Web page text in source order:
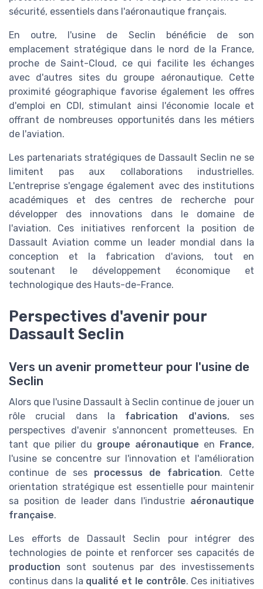
sécurité, essentiels dans l'aéronautique français.
En outre, l'usine de Seclin bénéficie de son
emplacement stratégique dans le nord de la France,
proche de Saint-Cloud, ce qui facilite les échanges
avec d'autres sites du groupe aéronautique. Cette
proximité géographique favorise également les offres
d'emploi en CDI, stimulant ainsi l'économie locale et
offrant de nombreuses opportunités dans les métiers
de l'aviation.
Les partenariats stratégiques de Dassault Seclin ne se
limitent pas aux collaborations industrielles.
L'entreprise s'engage également avec des institutions
académiques et des centres de recherche pour
développer des innovations dans le domaine de
l'aviation. Ces initiatives renforcent la position de
Dassault Aviation comme un leader mondial dans la
conception et la fabrication d'avions, tout en
soutenant le développement économique et
technologique des Hauts-de-France.
Perspectives d'avenir pour
Dassault Seclin
Vers un avenir prometteur pour l'usine de
Seclin
Alors que l'usine Dassault à Seclin continue de jouer un
rôle crucial dans la fabrication d'avions, ses
perspectives d'avenir s'annoncent prometteuses. En
tant que pilier du groupe aéronautique en France,
l'usine se concentre sur l'innovation et l'amélioration
continue de ses processus de fabrication. Cette
orientation stratégique est essentielle pour maintenir
sa position de leader dans l'industrie aéronautique
française.
Les efforts de Dassault Seclin pour intégrer des
technologies de pointe et renforcer ses capacités de
production sont soutenus par des investissements
continus dans la qualité et le contrôle. Ces initiatives